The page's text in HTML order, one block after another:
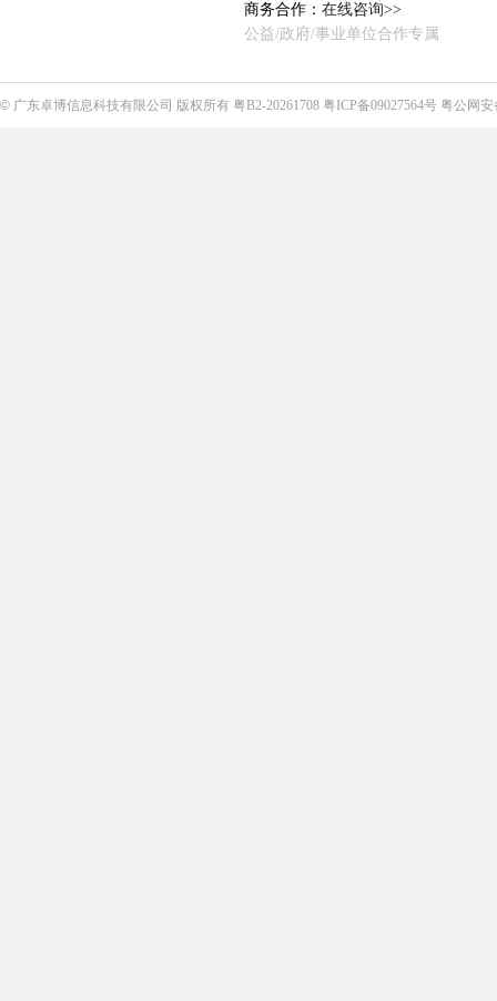
商务合作： 在线咨询>>
公益/政府/事业单位合作专属
© 广东卓博信息科技有限公司 版权所有 粤B2-20261708 粤ICP备09027564号 粤公网安